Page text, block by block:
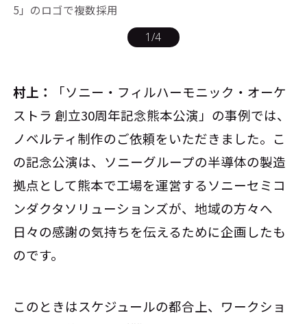
5」のロゴで複数採用
1/4
村上：
「ソニー・フィルハーモニック・オーケ
ストラ 創立30周年記念熊本公演」の事例では、
ノベルティ制作のご依頼をいただきました。こ
の記念公演は、ソニーグループの半導体の製造
拠点として熊本で工場を運営するソニーセミコ
ンダクタソリューションズが、地域の方々へ
日々の感謝の気持ちを伝えるために企画したも
のです。
このときはスケジュールの都合上、ワークショ